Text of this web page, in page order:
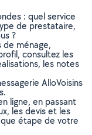
: quel service
de prestataire,
?
ménage,
consultez les
les notes
AlloVoisins
ligne, en passant
les devis et les
étape de votre